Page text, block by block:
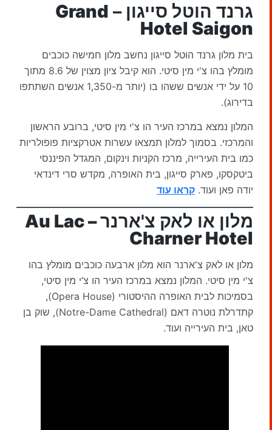
גרנד הוטל סייגון – Grand
Hotel Saigon
בית מלון גרנד הוטל סייגון נחשב מלון חמישה כוכבים
מומלץ בהו צ'י מין סיטי. הוא קיבל ציון מצוין של 8.6 מתוך
10 על ידי אנשים ששהו בו (יותר מ-1,350 אנשים השתתפו
בדירוג).
המלון נמצא במרכז העיר הו צ'י מין סיטי, ברובע הראשון
והמרכזי. בסמוך למלון תמצאו עשרות אטרקציות פופולריות
כמו בית העירייה, מרכז הקניות וינקום, המגדל הפיננסי
ביטקסקו, פארק סייגון, בית האופרה, מקדש סרי דינדאי
יודה פאן ועוד. קראו עוד
מלון או לאק צ'ארנר
– Au Lac
Charner Hotel
מלון או לאק צ'ארנר הוא מלון ארבעה כוכבים מומלץ בהו
צ'י מין סיטי. המלון נמצא במרכז העיר הו צ‘י מין סיטי,
בסמיכות לבית האופרה ההיסטורי (Opera House),
קתדרלת נוטרה דאם (Notre-Dame Cathedral), שוק בן
טאן, בית העירייה ועוד.